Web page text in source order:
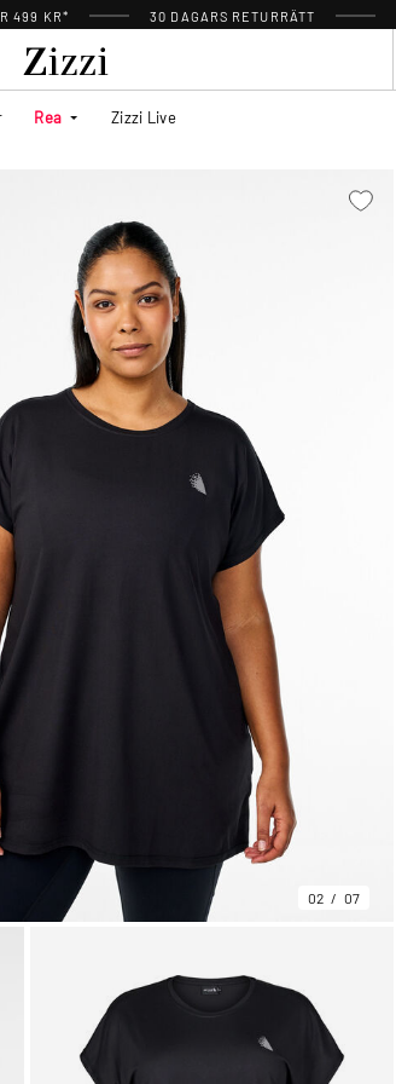
499 KR* 30 DAGARS RETURRÄTT
Rea Zizzi Live
02 07